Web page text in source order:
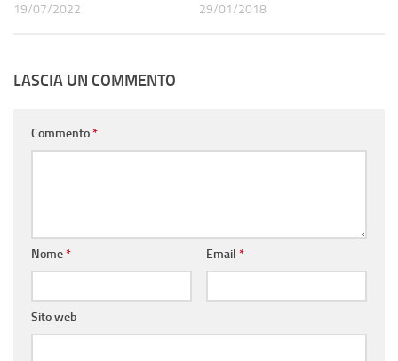
19/07/2022 29/01/2018
LASCIA UN COMMENTO
Commento*
Nome* Email *
Sito web